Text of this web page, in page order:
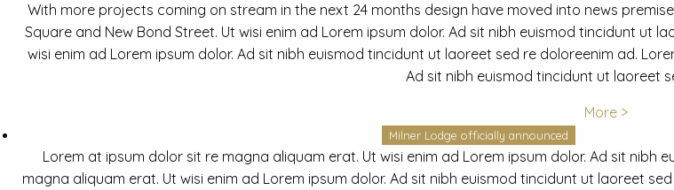
With more projects coming on stream in the next 24 months design have moved into news
Square and New Bond Street. Ut wisi enim ad Lorem ipsum dolor. Ad sit nibh euismod tincidunt ut
wisi enim ad Lorem ipsum dolor. Ad sit nibh euismod tincidunt ut laoreet sed re doloreenim ad.
Ad sit nibh euismod tincidunt ut laoreet
More >
Milner Lodge officially announced
Lorem at ipsum dolor sit re magna aliquam erat. Ut wisi enim ad Lorem ipsum dolor. Ad sit
magna aliquam erat. Ut wisi enim ad Lorem ipsum dolor. Ad sit nibh euismod tincidunt ut laoreet